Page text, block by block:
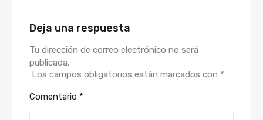
Deja una respuesta
Tu dirección de correo electrónico no será
publicada.
Los campos obligatorios están marcados con *
Comentario *